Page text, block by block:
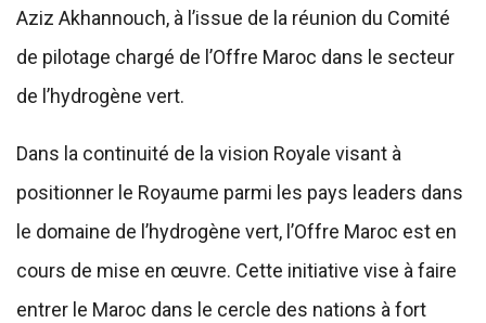
Aziz Akhannouch, à l’issue de la réunion du Comité
de pilotage chargé de l’Offre Maroc dans le secteur
de l’hydrogène vert.
Dans la continuité de la vision Royale visant à
positionner le Royaume parmi les pays leaders dans
le domaine de l’hydrogène vert, l’Offre Maroc est en
cours de mise en œuvre. Cette initiative vise à faire
entrer le Maroc dans le cercle des nations à fort